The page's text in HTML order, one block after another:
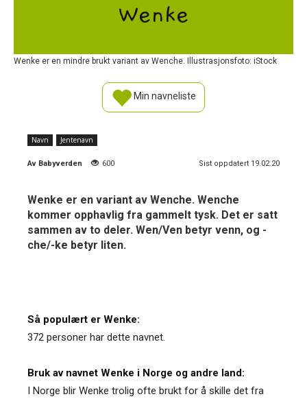
Wenke
Wenke er en mindre brukt variant av Wenche. Illustrasjonsfoto: iStock
Min navneliste
Navn Jentenavn
Av Babyverden 600 Sist oppdatert 19.02.20
Wenke er en variant av Wenche. Wenche
kommer opphavlig fra gammelt tysk. Det er satt
sammen av to deler. Wen/Ven betyr venn, og -
che/-ke betyr liten.
Så populært er Wenke:
372 personer har dette navnet.
Bruk av navnet Wenke i Norge og andre land:
I Norge blir Wenke trolig ofte brukt for å skille det fra